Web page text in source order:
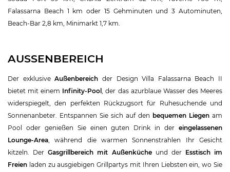
Falassarna Beach 1 km oder 15 Gehminuten und 3 Autominuten,
Beach-Bar 2,8 km, Minimarkt 1,7 km.
AUSSENBEREICH
Der exklusiveAußenbereich der Design Villa Falassarna Beach II
bietet mit einem Infinity-Pool , der das azurblaue Wasser des Meeres
widerspiegelt, den perfekten Rückzugsort für Ruhesuchende und
Sonnenanbeter. Entspannen Sie sich auf den bequemen Liegen am
Pool oder genießen Sie einen guten Drink in der eingelassenen
Lounge-Area , während die warmen Sonnenstrahlen Ihr Gesicht
kitzeln. DerGasgrillbereich mit Außenkücheund der Esstisch im
Freien laden zu ausgiebigen Grillpartys mit Ihren Liebsten ein, wo Sie